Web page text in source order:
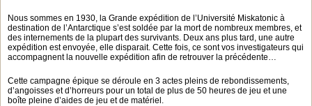
Nous sommes en 1930, la Grande expédition de l’Université Miskatonic à
destination de l’Antarctique s’est soldée par la mort de nombreux membres, et
des internements de la plupart des survivants. Deux ans plus tard, une autre
expédition est envoyée, elle disparait. Cette fois, ce sont vos investigateurs qui
accompagnent la nouvelle expédition afin de retrouver la précédente…
Cette campagne épique se déroule en 3 actes pleins de rebondissements,
d’angoisses et d’horreurs pour un total de plus de 50 heures de jeu et une
boîte pleine d’aides de jeu et de matériel.